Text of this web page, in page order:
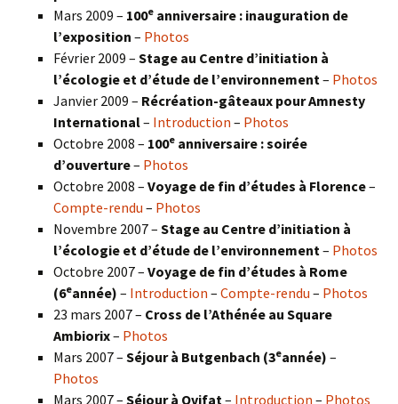
Mars 2009 – 100e anniversaire : inauguration de
l’exposition – Photos
Février 2009 – Stage au Centre d’initiation à
l’écologie et d’étude de l’environnement – Photos
Janvier 2009 – Récréation-gâteaux pour Amnesty
International– Introduction – Photos
Octobre 2008 – 100e anniversaire : soirée
d’ouverture– Photos
Octobre 2008 – Voyage de fin d’études à Florence–
Compte-rendu – Photos
Novembre 2007 – Stage au Centre d’initiation à
l’écologie et d’étude de l’environnement – Photos
Octobre 2007 – Voyage de fin d’études à Rome
(6eannée) – Introduction – Compte-rendu – Photos
23 mars 2007 – Cross de l’Athénée au Square
Ambiorix– Photos
Mars 2007 – Séjour à Butgenbach (3eannée) –
Photos
Mars 2007 – Séjour à Ovifat – Introduction – Photos